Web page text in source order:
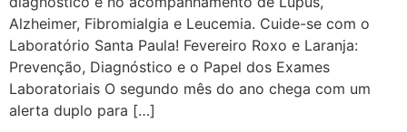
Alzheimer, Fibromialgia e Leucemia. Cuide-se com o
Laboratório Santa Paula! Fevereiro Roxo e Laranja:
Prevenção, Diagnóstico e o Papel dos Exames
Laboratoriais O segundo mês do ano chega com um
alerta duplo para […]